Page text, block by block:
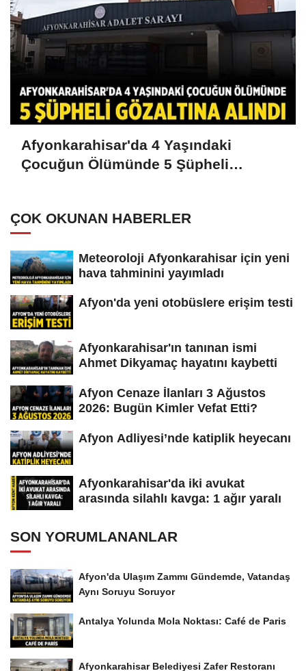
Afyonkarahisar'da 4 Yaşındaki
Çocuğun Ölümünde 5 Şüpheli
ÇOK OKUNAN HABERLER
Meteoroloji Afyonkarahisar için yeni
hava tahminini yayımladı
Afyon'da yeni otobüslere erişim testi
Afyonkarahisar'ın tanınan ismi
Ahmet Dikyamaç hayatını kaybetti
Afyon Cenaze İlanları 3 Ağustos
2026: Bugün Kimler Vefat Etti?
Afyon Adliyesi’nde katiplik heyecanı
Afyonkarahisar'da iki avukat
arasında silahlı kavga: 1 ağır yaralı
SON YORUMLANANLAR
Afyon'da Ulaşım Zammı Gündemde, Vatandaş
Aynı Soruyu Soruyor
Antalya Yolunda Mola Noktası: Café de Paris
Afyonkarahisar Belediyesi Zafer Restoranı